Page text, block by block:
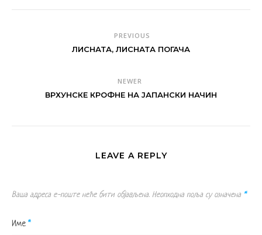
PREVIOUS
ЛИСНАТА, ЛИСНАТА ПОГАЧА
NEWER
ВРХУНСКЕ КРОФНЕ НА ЈАПАНСКИ НАЧИН
LEAVE A REPLY
Ваша адреса е-поште неће бити објављена. Неопходна поља су означена *
Име *